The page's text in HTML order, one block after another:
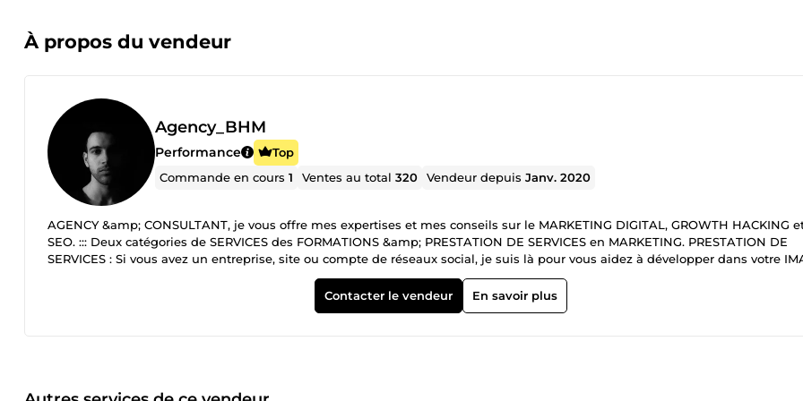
À propos du vendeur
Agency_BHM
Performance
Top
Commande en cours1 Ventes au total320 Vendeur depuisJanv. 2020
AGENCY &amp; CONSULTANT, je vous offre mes expertises et mes conseils sur le MARKETING DIGITAL, GROWTH HACKING
SEO. ::: Deux catégories de SERVICES des FORMATIONS &amp; PRESTATION DE SERVICES en MARKETING. PRESTATION DE
SERVICES : Si vous avez un entreprise, site ou compte de réseaux social, je suis là pour vous aidez à développer dans votre IMAGE
DE MARQUE et votre BRANDING essentiel en 2026. FORMATIONS : Je vous propose des formations dans le Marketing Digital : Le
mot de la fin et surtout le début d'une collaboration, le dernier ingrédient pour réussir dans le business sur internet et un
de GAGNANT et PASSER A L'ACTION... ✔️ AGENCY &amp; CONSULTANT BHM
Contacter le vendeur En savoir plus